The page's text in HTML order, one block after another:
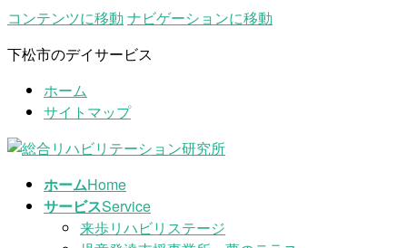
コンテンツに移動 ナビゲーションに移動
下松市のデイサービス
ホーム
サイトマップ
ホームHome
サービスService
来歩リハビリステージ